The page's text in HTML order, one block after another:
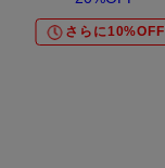
さらに10%OFF